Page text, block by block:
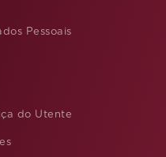
Pessoais
do Utente